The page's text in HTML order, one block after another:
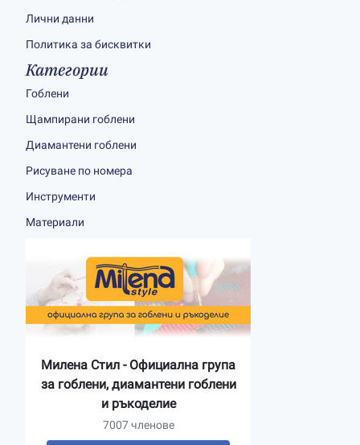
Лични данни
Политика за бисквитки
Категории
Гоблени
Щампирани гоблени
Диамантени гоблени
Рисуване по номера
Инструменти
Материали
Милена Стил - Официална група
за гоблени, диамантени гоблени
и ръкоделие
7007 членове